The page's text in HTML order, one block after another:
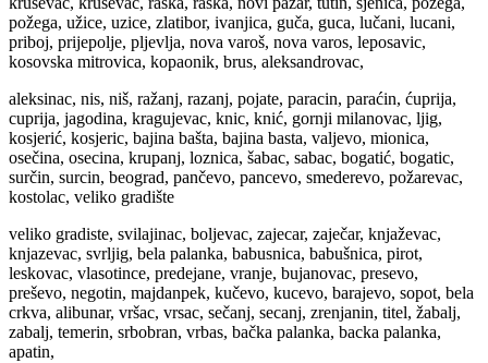
požega, užice, uzice, zlatibor, ivanjica, guča, guca, lučani, lucani,
priboj, prijepolje, pljevlja, nova varoš, nova varos, leposavic,
kosovska mitrovica, kopaonik, brus, aleksandrovac,
aleksinac, nis, niš, ražanj, razanj, pojate, paracin, paraćin, ćuprija,
cuprija, jagodina, kragujevac, knic, knić, gornji milanovac, ljig,
kosjerić, kosjeric, bajina bašta, bajina basta, valjevo, mionica,
osečina, osecina, krupanj, loznica, šabac, sabac, bogatić, bogatic,
surčin, surcin, beograd, pančevo, pancevo, smederevo, požarevac,
kostolac, veliko gradište
veliko gradiste, svilajinac, boljevac, zajecar, zaječar, knjaževac,
knjazevac, svrljig, bela palanka, babusnica, babušnica, pirot,
leskovac, vlasotince, predejane, vranje, bujanovac, presevo,
preševo, negotin, majdanpek, kučevo, kucevo, barajevo, sopot, bela
crkva, alibunar, vršac, vrsac, sečanj, secanj, zrenjanin, titel, žabalj,
zabalj, temerin, srbobran, vrbas, bačka palanka, backa palanka,
apatin,